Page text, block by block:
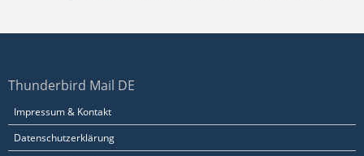
Thunderbird Mail DE
Impressum & Kontakt
Datenschutzerklärung